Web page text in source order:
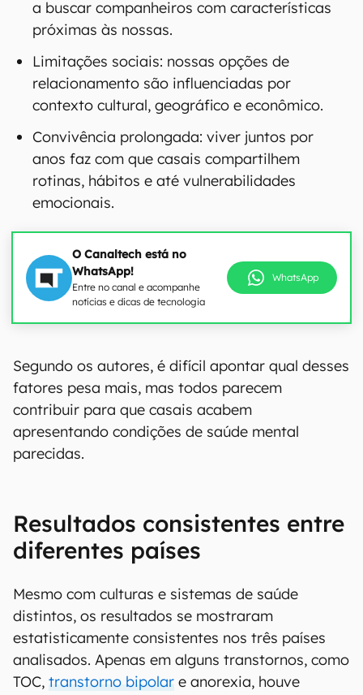
a buscar companheiros com características
próximas às nossas.
Limitações sociais: nossas opções de
relacionamento são influenciadas por
contexto cultural, geográfico e econômico.
Convivência prolongada: viver juntos por
anos faz com que casais compartilhem
rotinas, hábitos e até vulnerabilidades
emocionais.
O Canaltech está no
WhatsApp!
Entre no canal e acompanhe
notícias e dicas de tecnologia
WhatsApp
Segundo os autores, é difícil apontar qual desses
contribuir para que casais acabem
apresentando condições de saúde mental
parecidas.